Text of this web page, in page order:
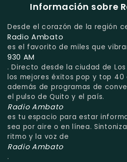
Información sobre
Desde el corazón de la región
Radio Ambato
es el favorito de miles que
930 AM
. Directo desde la ciudad de
los mejores éxitos pop y top 40
además de programas de
el pulso de Quito y el país.
Radio Ambato
es tu espacio para estar
sea por aire o en línea.
ritmo y la voz de
Radio Ambato
.